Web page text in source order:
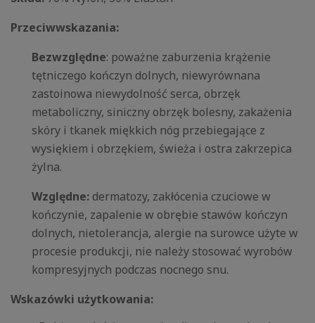
Przeciwwskazania:
Bezwzględne: poważne zaburzenia krążenie
tętniczego kończyn dolnych, niewyrównana
zastoinowa niewydolność serca, obrzęk
metaboliczny, siniczny obrzęk bolesny, zakażenia
skóry i tkanek miękkich nóg przebiegające z
wysiękiem i obrzękiem, świeża i ostra zakrzepica
żylna.
Względne: dermatozy, zakłócenia czuciowe w
kończynie, zapalenie w obrębie stawów kończyn
dolnych, nietolerancja, alergie na surowce użyte w
procesie produkcji, nie należy stosować wyrobów
kompresyjnych podczas nocnego snu.
Wskazówki użytkowania: